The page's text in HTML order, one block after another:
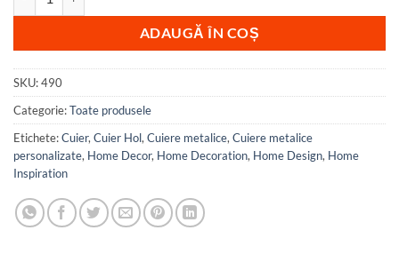
ADAUGĂ ÎN COȘ
SKU:490
Categorie:Toate produsele
Etichete:Cuier,Cuier Hol,Cuiere metalice,Cuiere metalice
personalizate, Home Decor, Home Decoration, Home Design, Home
Inspiration